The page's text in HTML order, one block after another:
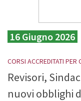
16 Giugno 2026
CORSI ACCREDITATI PER
Revisori,
nuovi obblighi